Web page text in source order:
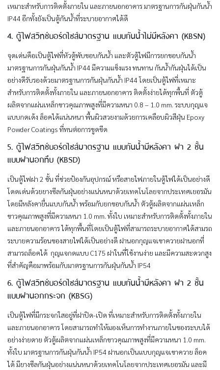
เหมาะสำหรับการติดตั้งภายใน และภายนอกอาคาร มาตรฐานการกันฝุ่นกันน้ำ
IP44 อีกทั้งยังเป็นตู้กันน้ำที่ระบายอากาศได้ดี
4. ตู้ไฟสวิทช์บอร์ดไซส์มาตรฐาน แบบกันน้ำไม่มีหลังคา (KBSN)
จุดเด่นคือเป็นตู้ไฟที่หัวตู้พับขอบกันน้ำ และตัวตู้ไฟมีการยกขอบกันน้ำ
มาตรฐานการกันฝุ่นกันน้ำ IP44 มีความแข็งแรง ทนทาน กันน้ำกันฝุ่นได้เป็น
อย่างดีรับรองด้วยมาตรฐานการกันฝุ่นกันน้ำ IP44 โดยเป็นตู้ไฟที่เหมาะ
สำหรับการติดตั้งทั้งภายใน และภายนอกอาคาร ติดตั้งง่ายได้ทุกพื้นที่ ตัวตู้
ผลิตจากแผ่นเหล็กขาวคุณภาพสูงที่มีความหนา 0.8 – 1.0 mm. ระบบกุญแจ
แบบกดเด้ง ล็อคได้แน่นหนา พื้นผิวสวยงามด้วยการเคลือบผิวสีฝุ่น Epoxy
Powder Coatings ที่ทนต่อการขูดขีด
5. ตู้ไฟสวิทช์บอร์ดไซส์มาตรฐาน แบบกันน้ำมีหลังคา ฝา 2 ชั้น
แบบฝานอกทึบ (KBSD)
เป็นตู้ไฟฝา 2 ชั้น ที่ช่วยป้องกันอุปกรณ์ หรือสายไฟภายในตู้ไฟได้เป็นอย่างดี
โดดเด่นด้วยยางซีลกันฝุ่นอย่างแน่นหนาด้วยเทคโนโลยจากประเทศเยอรมัน
โดยมีหลังคายื่นแบบกันน้ำ พร้อมกับยกขอบกันน้ำ ตัวตู้ผลิตจากแผ่นเหล็ก
ขาวคุณภาพสูงที่มีความหนา 1.0 mm. ทั้งใบ เหมาะสำหรับการติดตั้งทั้งภายใน
และภายนอกอาคาร ได้ทุกพื้นที่โดยเป็นตู้ไฟที่สามารถระบายอากาศได้สามรถ
ระบายความร้อนของสายไฟได้เป็นอย่างดี ฝานอกกุญแจเขาควายฝานอกที่
สามารถล็อคได้ กุญแจกดแบบ C175 ฝาในที่ใช้งานง่าย และมีความสะดวกสูง
ที่สำคัญคือมาพร้อมกับมาตรฐานการกันฝุ่นกันน้ำ IP54
6. ตู้ไฟสวิทช์บอร์ดไซส์มาตรฐาน แบบกันน้ำมีหลังคา ฝา 2 ชั้น
แบบฝานอกกระจก (KBSG)
เป็นตู้ไฟที่มีกระจกใสอยู่ที่ฝาปิด-เปิด ที่เหมาะสำหรับการติดตั้งทั้งภายใน
และภายนอกอาคาร โดยสามารถทำให้มองเห็นการทำงานภายในของระบบได้
อย่างง่ายดาย ตัวตู้ผลิตจากแผ่นเหล็กขาวคุณภาพสูงที่มีความหนา 1.0 mm.
ทั้งใบ มาตรฐานการกันฝุ่นกันน้ำ IP54 ฝานอกเป็นแบบกุญแจเขาควาย ล็อค
ได้ มียางซีลกันฝุ่นอย่างแน่นหนาด้วยเทคโนโลยจากประเทศเยอรมัน และมี